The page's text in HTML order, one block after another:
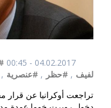
04.02.2017 - 00:45
لفيف , #حظر , #عنصرية ,
تراجعت أوكرانيا عن قرار